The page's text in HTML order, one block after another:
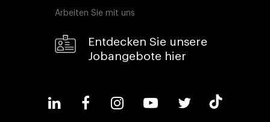
Arbeiten Sie mit uns
Entdecken Sie unsere
Jobangebote hier